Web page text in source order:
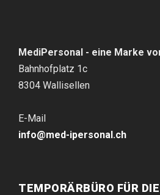
MediPersonal - eine Marke
Bahnhofplatz 1c
8304 Wallisellen
E-Mail
info@med-ipersonal.ch
TEMPORÄRBÜRO FÜR